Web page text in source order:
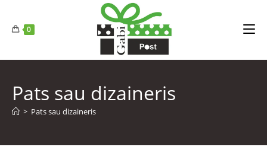
0
Pats sau dizaineris
> Pats sau dizaineris